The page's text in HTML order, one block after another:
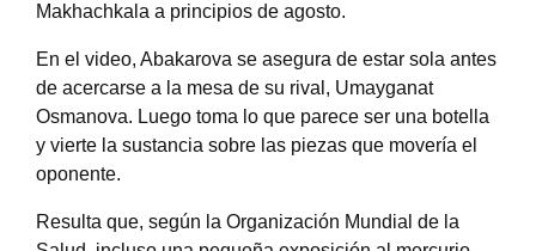
Makhachkala a principios de agosto.
En el video, Abakarova se asegura de estar sola antes
de acercarse a la mesa de su rival, Umayganat
Osmanova. Luego toma lo que parece ser una botella
y vierte la sustancia sobre las piezas que movería el
oponente.
Resulta que, según la Organización Mundial de la